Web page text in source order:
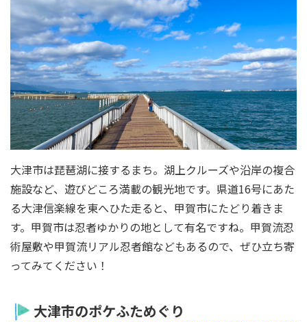
大津市は琵琶湖に接するまち。湖上クルーズや沿岸の複合
施設など、遊びどころ満載の観光地です。県道16号にあた
る大津信楽線を東へひた走ると、甲賀市にたどり着きま
す。甲賀市は忍者ゆかりの地として有名ですね。甲賀流忍
術屋敷や甲賀流リアル忍者館などもあるので、ぜひ立ち寄
ってみてください！
大津市のポケふためぐり